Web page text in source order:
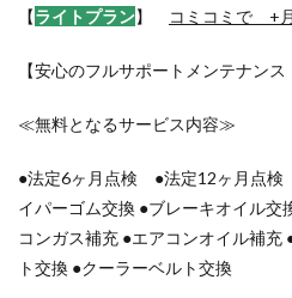
【ライトプラン】 コミコミで +
【安心のフルサポートメンテナンス
≪無料となるサービス内容≫
●法定6ヶ月点検 ●法定12ヶ月点検
イパーゴム交換 ●ブレーキオイル交
コンガス補充 ●エアコンオイル補充
ト交換 ●クーラーベルト交換